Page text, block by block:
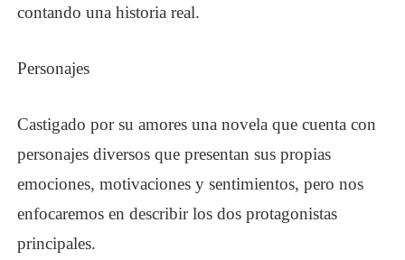
contando una historia real.
Personajes
Castigado por suamores una novela que cuenta con
personajes diversos que presentan sus propias
emociones, motivaciones y sentimientos, pero nos
enfocaremos en describir los dos protagonistas
principales.